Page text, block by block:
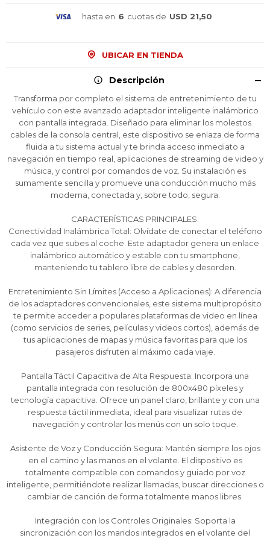
hasta en 6 cuotas de USD 21,50
UBICAR EN TIENDA
Descripción
Transforma por completo el sistema de entretenimiento de tu
vehículo con este avanzado adaptador inteligente inalámbrico
con pantalla integrada. Diseñado para eliminar los molestos
cables de la consola central, este dispositivo se enlaza de forma
fluida a tu sistema actual y te brinda acceso inmediato a
navegación en tiempo real, aplicaciones de streaming de video y
música, y control por comandos de voz. Su instalación es
sumamente sencilla y promueve una conducción mucho más
moderna, conectada y, sobre todo, segura.
CARACTERÍSTICAS PRINCIPALES:
Conectividad Inalámbrica Total: Olvídate de conectar el teléfono
cada vez que subes al coche. Este adaptador genera un enlace
inalámbrico automático y estable con tu smartphone,
manteniendo tu tablero libre de cables y desorden.
Entretenimiento Sin Límites (Acceso a Aplicaciones): A diferencia
de los adaptadores convencionales, este sistema multipropósito
te permite acceder a populares plataformas de video en línea
(como servicios de series, películas y videos cortos), además de
tus aplicaciones de mapas y música favoritas para que los
pasajeros disfruten al máximo cada viaje.
Pantalla Táctil Capacitiva de Alta Respuesta: Incorpora una
pantalla integrada con resolución de 800x480 píxeles y
tecnología capacitiva. Ofrece un panel claro, brillante y con una
respuesta táctil inmediata, ideal para visualizar rutas de
navegación y controlar los menús con un solo toque.
Asistente de Voz y Conducción Segura: Mantén siempre los ojos
en el camino y las manos en el volante. El dispositivo es
totalmente compatible con comandos y guiado por voz
inteligente, permitiéndote realizar llamadas, buscar direcciones o
cambiar de canción de forma totalmente manos libres.
Integración con los Controles Originales: Soporta la
sincronización con los mandos integrados en el volante del
Después, hasta en 12
cuotas y sin tocar tu
tarjeta de crédito
comprar!
Comprá en 3 cuotas sin recargo o hasta en
12 cuotas * ¡Solo con tu cédula!
* sujeto aprobación crediticia.
Pago Después:
Cédula de identidad
Celular
Fecha de nacimiento
Día Mes Año
Estás calificado para comprar usando Pago
Después.
¡Tenés hasta
para comprar en las cuotas que
prefieras!
Elegí tus productos preferidos
Elegís Pago Después como metodo de pago
* sujeto a aprobación crediticia. El monto disponible
puede variar por comercio
Ups!
Parece que no tenes oferta, lamentamos
el inconveniente, por cualquier duda
contactanos en
preguntas@pagodespues.com.uy
¡Algo salió mal!
Por favor intenta nuevamente mas tarde.
Después, hasta en 12
cuotas y sin tocar tu
tarjeta de crédito
comprar!
Comprá en 3 cuotas sin recargo o hasta en
12 cuotas * ¡Solo con tu cédula!
* sujeto aprobación crediticia.
Pago Después:
Cédula de identidad
Celular
Fecha de nacimiento
Día Mes Año
Estás calificado para comprar usando Pago
Después.
¡Tenés hasta
para comprar en las cuotas que
prefieras!
Elegí tus productos preferidos
Elegís Pago Después como metodo de pago
* sujeto a aprobación crediticia. El monto disponible
puede variar por comercio
Ups!
Parece que no tenes oferta, lamentamos
el inconveniente, por cualquier duda
contactanos en
preguntas@pagodespues.com.uy
¡Algo salió mal!
Por favor intenta nuevamente mas tarde.
Después, hasta en 12
cuotas y sin tocar tu
tarjeta de crédito
comprar!
Comprá en 3 cuotas sin recargo o hasta en
12 cuotas * ¡Solo con tu cédula!
* sujeto aprobación crediticia.
Pago Después:
Cédula de identidad
Celular
Fecha de nacimiento
Día Mes Año
Estás calificado para comprar usando Pago
Después.
¡Tenés hasta
para comprar en las cuotas que
prefieras!
Elegí tus productos preferidos
Elegís Pago Después como metodo de pago
* sujeto a aprobación crediticia. El monto disponible
puede variar por comercio
Ups!
Parece que no tenes oferta, lamentamos
el inconveniente, por cualquier duda
contactanos en
preguntas@pagodespues.com.uy
¡Algo salió mal!
Por favor intenta nuevamente mas tarde.